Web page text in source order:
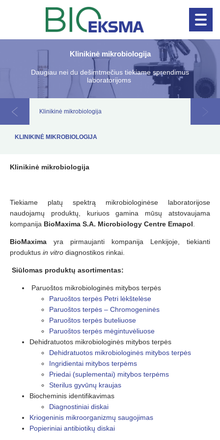
Klinikinė mikrobiologija
Daugiau nei du dešimtmečius tiekiame sprendimus
laboratorijoms
Klinikinė mikrobiologija
KLINIKINĖ MIKROBIOLOGIJA
Klinikinė mikrobiologija
Tiekiame platų spektrą mikrobiologinėse laboratorijose
naudojamų produktų, kuriuos gamina mūsų atstovaujama
kompanija BioMaxima S.A. Microbiology Centre Emapol
BioMaxima yra pirmaujanti kompanija Lenkijoje, tiekianti
produktus in vitro diagnostikos rinkai.
Siūlomas produktų asortimentas:
Paruoštos mikrobiologinės mitybos terpės
Paruoštos terpės Petri lėkštelėse
Paruoštos terpės – Chromogeninės
Paruoštos terpės buteliuose
Paruoštos terpės mėgintuvėliuose
Dehidratuotos mikrobiologinės mitybos terpės
Dehidratuotos mikrobiologinės mitybos terpės
Ingridientai mitybos terpėms
Priedai (suplementai) mitybos terpėms
Sterilus gyvūnų kraujas
Biocheminis identifikavimas
Diagnostiniai diskai
Kriogeninis mikroorganizmų saugojimas
Popieriniai antibiotikų diskai
Naujienos! Klinikinė